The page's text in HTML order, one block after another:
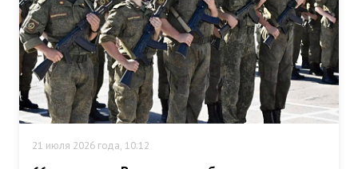
21 июля 2026 года, 10:12